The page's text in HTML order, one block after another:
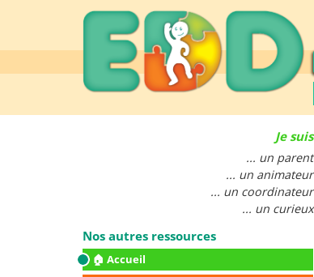
Je suis
... un parent
... un animateur
... un coordinateur
... un curieux
Nos autres ressources
🏠 Accueil